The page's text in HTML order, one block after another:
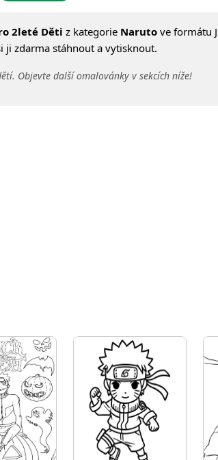
2leté Děti z kategorie Narutove formátu
ji zdarma stáhnout a vytisknout.
Objevte další omalovánky v sekcích níže!